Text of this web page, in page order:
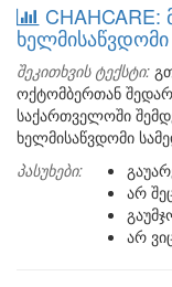
შეკითხვის ტექსტი:
ოქტომბერთან
საქართველოში
ხელმისაწვდომი
პასუხები:
არ
არ